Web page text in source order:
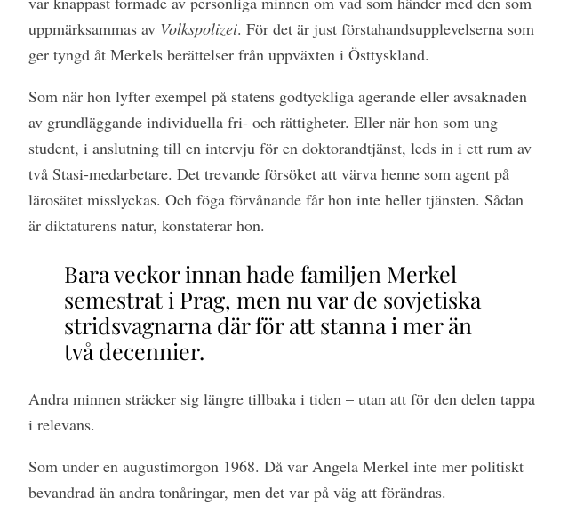
uppmärksammas av Volkspolizei. För det är just förstahandsupplevelserna som
ger tyngd åt Merkels berättelser från uppväxten i Östtyskland.
Som när hon lyfter exempel på statens godtyckliga agerande eller avsaknaden
av grundläggande individuella fri- och rättigheter. Eller när hon som ung
student, i anslutning till en intervju för en doktorandtjänst, leds in i ett rum av
två Stasi-medarbetare. Det trevande försöket att värva henne som agent på
lärosätet misslyckas. Och föga förvånande får hon inte heller tjänsten. Sådan
är diktaturens natur, konstaterar hon.
Bara veckor innan hade familjen Merkel
semestrat i Prag, men nu var de sovjetiska
stridsvagnarna där för att stanna i mer än
två decennier.
Andra minnen sträcker sig längre tillbaka i tiden – utan att för den delen tappa
i relevans.
Som under en augustimorgon 1968. Då var Angela Merkel inte mer politiskt
bevandrad än andra tonåringar, men det var på väg att förändras.